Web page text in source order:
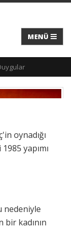
oynadığı
yapımı
nedeniyle
kadının